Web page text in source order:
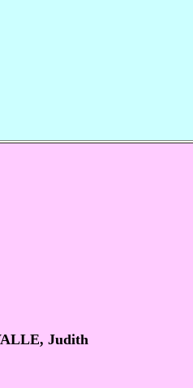
Judith